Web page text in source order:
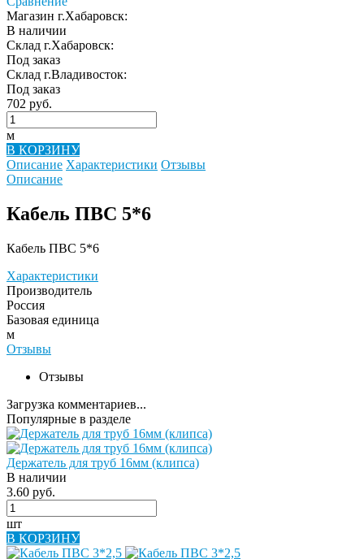
Магазин г.Хабаровск:
В наличии
Склад г.Хабаровск:
Под заказ
Склад г.Владивосток:
Под заказ
702 руб.
м
В КОРЗИНУ
Описание Характеристики Отзывы
Описание
Кабель ПВС 5*6
Кабель ПВС 5*6
Характеристики
Производитель
Россия
Базовая единица
м
Отзывы
Отзывы
Загрузка комментариев...
Популярные в разделе
Держатель для труб 16мм (клипса)
В наличии
3.60 руб.
шт
В КОРЗИНУ